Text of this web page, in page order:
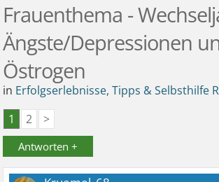
Frauenthema -
Ängste/Depressionen
Östrogen
in Erfolgserlebnisse, Tipps & Selbsthilfe
1
2 >
Antworten +